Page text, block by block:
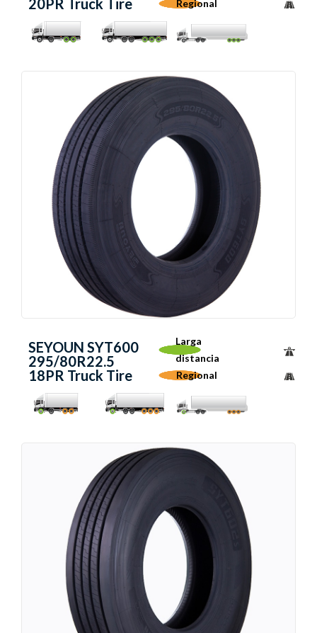
20PR Truck Tire Regional
SEYOUN SYT600
295/80R22.5
18PR Truck Tire
Larga
distancia
Regional